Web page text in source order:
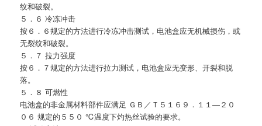
纹和破裂。
５．６ 冷冻冲击
按６．６规定的方法进行冷冻冲击测试，电池盒应无机械损伤，或
无裂纹和破裂。
５．７ 拉力强度
按６．７规定的方法进行拉力测试，电池盒应无变形、开裂和脱
落。
５．８ 可燃性
电池盒的非金属材料部件应满足 ＧＢ／Ｔ５１６９．１１—２０
０６ 规定的５５０ ℃温度下灼热丝试验的要求。